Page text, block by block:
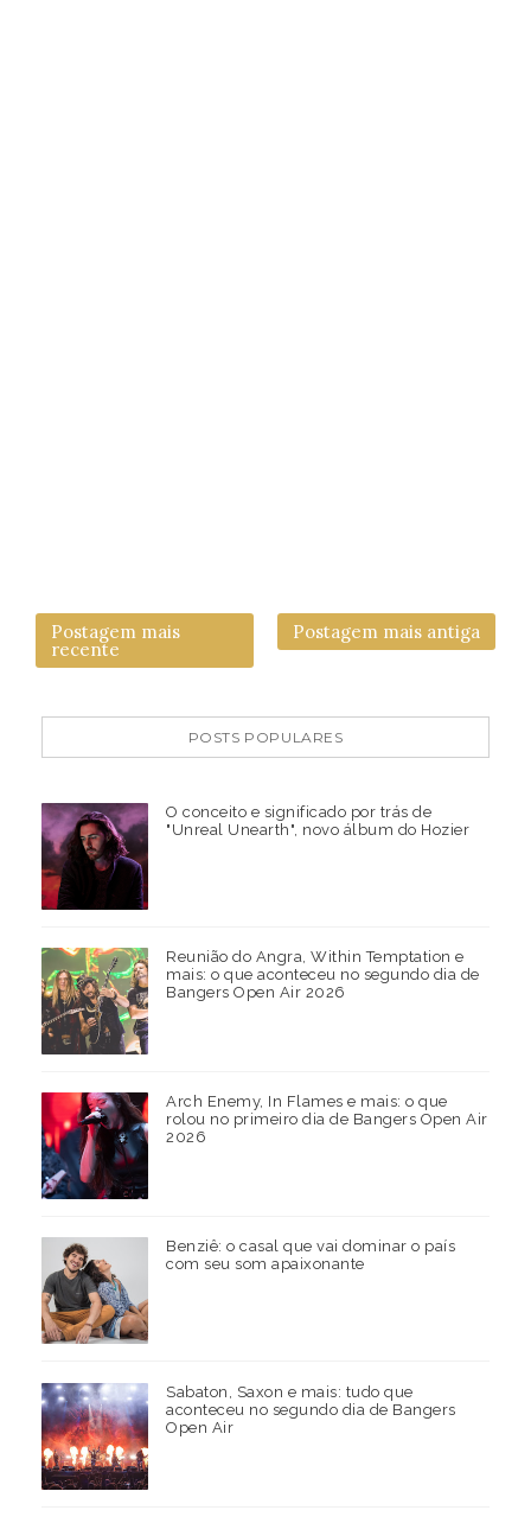
Postagem mais
recente
Postagem mais antiga
POSTS POPULARES
O conceito e significado por trás de
"Unreal Unearth", novo álbum do Hozier
Reunião do Angra, Within Temptation e
mais: o que aconteceu no segundo dia de
Bangers Open Air 2026
Arch Enemy, In Flames e mais: o que
rolou no primeiro dia de Bangers Open Air
2026
Benziê: o casal que vai dominar o país
com seu som apaixonante
Sabaton, Saxon e mais: tudo que
aconteceu no segundo dia de Bangers
Open Air